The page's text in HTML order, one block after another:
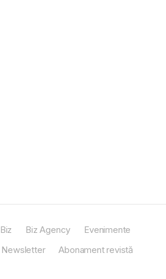
Biz Agency
Evenimente
Newsletter Abonament revistă